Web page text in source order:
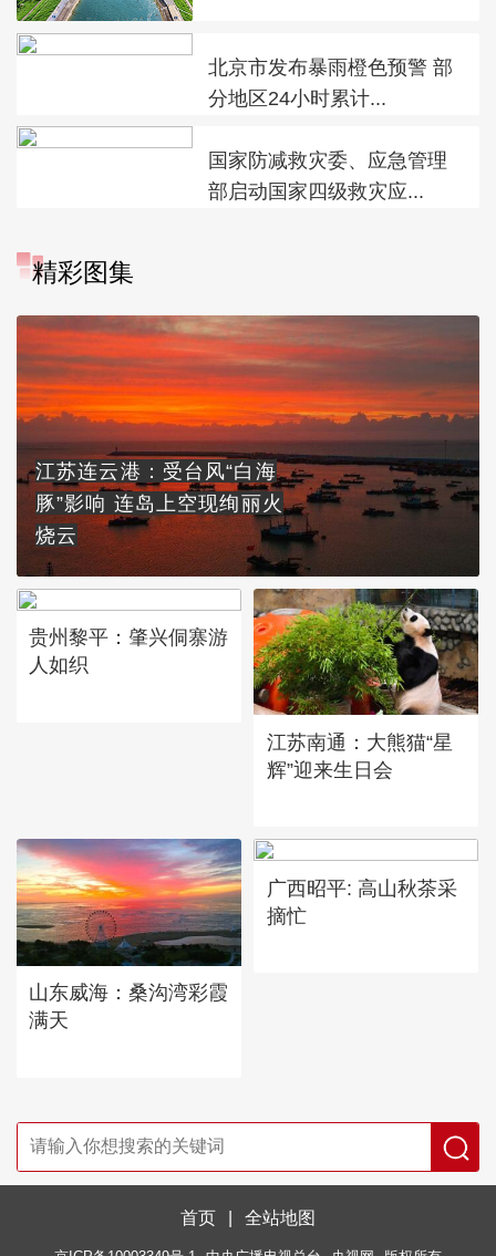
北京市发布暴雨橙色预警 部
分地区24小时累计...
国家防减救灾委、应急管理
部启动国家四级救灾应...
精彩图集
江苏连云港：受台风“白海
豚”影响 连岛上空现绚丽火
烧云
贵州黎平：肇兴侗寨游
人如织
江苏南通：大熊猫“星
辉”迎来生日会
山东威海：桑沟湾彩霞
满天
广西昭平: 高山秋茶采
摘忙
首页 全站地图